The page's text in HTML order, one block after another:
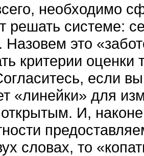
необходимо
решать системе:
это
критерии
если
«линейки» для
открытым. И,
словах, то